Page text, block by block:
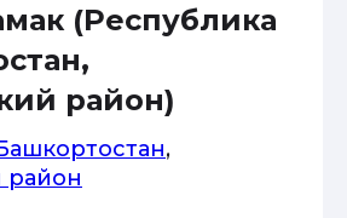
(Республика
район)
,
район